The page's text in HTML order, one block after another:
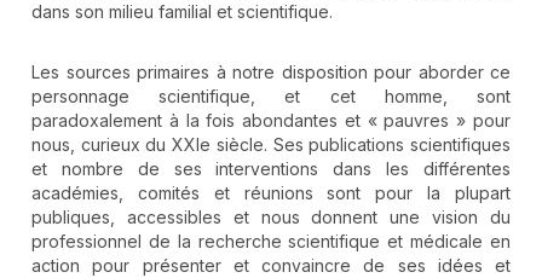
dans son milieu familial et scientifique.
Les sources primaires à notre disposition pour aborder ce
personnage scientifique, et cet homme, sont
paradoxalement à la fois abondantes et « pauvres » pour
nous, curieux du XXIe siècle. Ses publications scientifiques
et nombre de ses interventions dans les différentes
académies, comités et réunions sont pour la plupart
publiques, accessibles et nous donnent une vision du
professionnel de la recherche scientifique et médicale en
action pour présenter et convaincre de ses idées et